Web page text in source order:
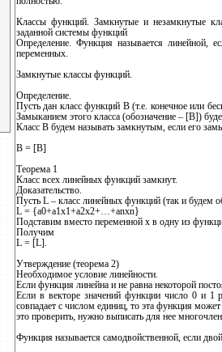
Классы функций. Замкнутые и незамкнутые
заданной системы функций
Определение. Функция называется линейной,
переменных.
Замкнутые классы функций.
Определение.
Пусть дан класс функций B (т.е. конечное или
Замыканием этого класса (обозначение – [B])
Класс B будем называть замкнутым, если его
B = [B]
Теорема 1
Класс всех линейных функций замкнут.
Доказательство.
Пусть L – класс линейных функций (так и будем
L = {a0+a1x1+a2x2+…+anxn}
Подставим вместо переменной x в одну из
Получим
L = [L].
Утверждение (теорема 2)
Необходимое условие линейности.
Если функция линейна и не равна некоторой
Если в векторе значений функции число 0 и 1
совпадает с числом единиц, то эта функция
это проверить, нужно выписать для нее
Функция называется самодвойственной, если